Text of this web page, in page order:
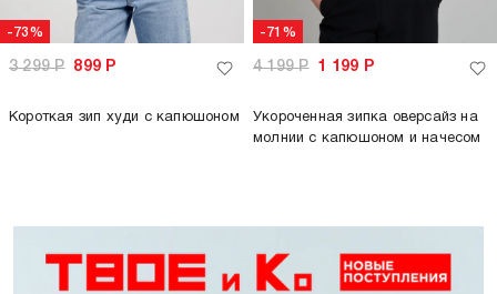
-73%
3 299Р 899 Р
Короткая зип худи с капюшоном
-71%
4 199Р 1 199 Р
Укороченная зипка оверсайз на
молнии с капюшоном и начесом